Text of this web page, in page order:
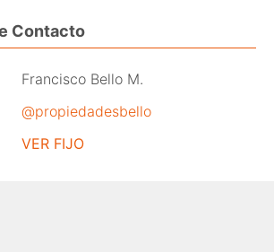
Contacto
Francisco Bello M.
@propiedadesbello
VER FIJO